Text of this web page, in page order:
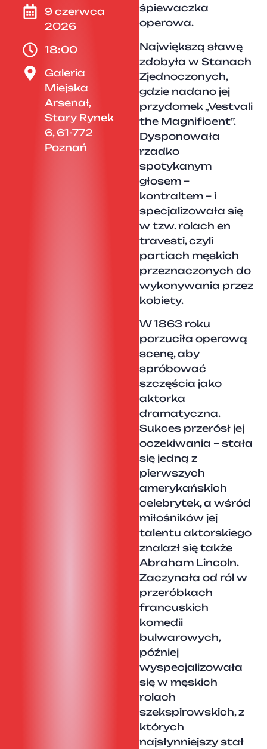
9 czerwca
2026
18:00
Galeria
Miejska
Arsenał,
Stary Rynek
6, 61-772
Poznań
śpiewaczka
operowa.
Największą sławę
zdobyła w Stanach
Zjednoczonych,
gdzie nadano jej
przydomek „Vestvali
the Magnificent”.
Dysponowała
rzadko
spotykanym
głosem –
kontraltem – i
specjalizowała się
w tzw. rolach en
travesti, czyli
partiach męskich
przeznaczonych do
wykonywania przez
kobiety.
W 1863 roku
porzuciła operową
scenę, aby
spróbować
szczęścia jako
aktorka
dramatyczna.
Sukces przerósł jej
oczekiwania – stała
się jedną z
pierwszych
amerykańskich
celebrytek, a wśród
miłośników jej
talentu aktorskiego
znalazł się także
Abraham Lincoln.
Zaczynała od ról w
przeróbkach
francuskich
komedii
bulwarowych,
później
wyspecjalizowała
się w męskich
rolach
szekspirowskich, z
których
najsłynniejszy stał